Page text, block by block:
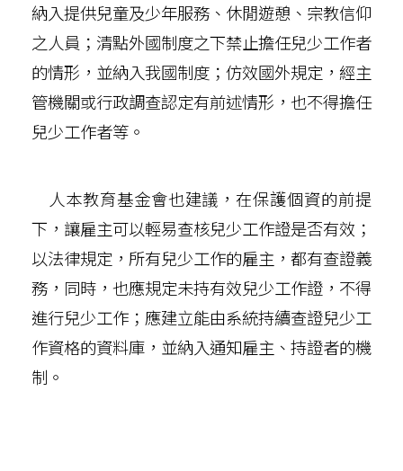
納入提供兒童及少年服務、休閒遊憩、宗教信仰
之人員；清點外國制度之下禁止擔任兒少工作者
的情形，並納入我國制度；仿效國外規定，經主
管機關或行政調查認定有前述情形，也不得擔任
兒少工作者等。
人本教育基金會也建議，在保護個資的前提
下，讓雇主可以輕易查核兒少工作證是否有效；
以法律規定，所有兒少工作的雇主，都有查證義
務，同時，也應規定未持有效兒少工作證，不得
進行兒少工作；應建立能由系統持續查證兒少工
作資格的資料庫，並納入通知雇主、持證者的機
制。